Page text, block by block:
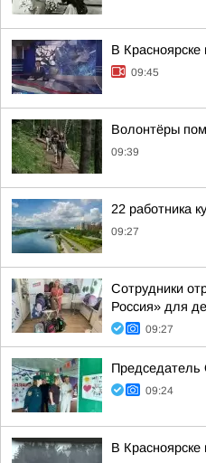
В
09:45
Волонтёры
09:39
22 работника
09:27
Сотрудники
Россия» для
09:27
Председатель
09:24
В